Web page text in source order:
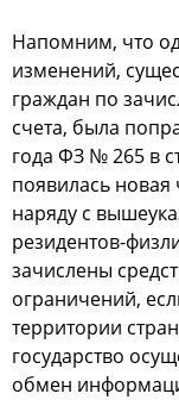
Напомним, что
изменений,
граждан по
счета, была
года ФЗ № 265 в
появилась новая
наряду с
резидентов-
зачислены
ограничений,
территории
государство
обмен